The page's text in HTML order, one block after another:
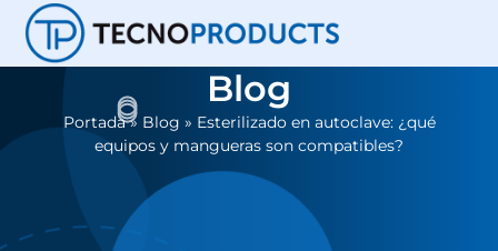
Blog
Portada» Blog » Esterilizado en autoclave: ¿qué
equipos y mangueras son compatibles?